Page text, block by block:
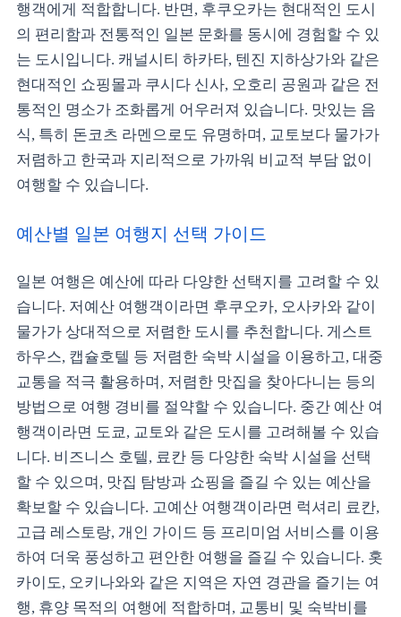
행객에게 적합합니다. 반면, 후쿠오카는 현대적인 도시
의 편리함과 전통적인 일본 문화를 동시에 경험할 수 있
는 도시입니다. 캐널시티 하카타, 텐진 지하상가와 같은
현대적인 쇼핑몰과 쿠시다 신사, 오호리 공원과 같은 전
통적인 명소가 조화롭게 어우러져 있습니다. 맛있는 음
식, 특히 돈코츠 라멘으로도 유명하며, 교토보다 물가가
저렴하고 한국과 지리적으로 가까워 비교적 부담 없이
여행할 수 있습니다.
예산별 일본 여행지 선택 가이드
일본 여행은 예산에 따라 다양한 선택지를 고려할 수 있
습니다. 저예산 여행객이라면 후쿠오카, 오사카와 같이
물가가 상대적으로 저렴한 도시를 추천합니다. 게스트
하우스, 캡슐호텔 등 저렴한 숙박 시설을 이용하고, 대중
교통을 적극 활용하며, 저렴한 맛집을 찾아다니는 등의
방법으로 여행 경비를 절약할 수 있습니다. 중간 예산 여
행객이라면 도쿄, 교토와 같은 도시를 고려해볼 수 있습
니다. 비즈니스 호텔, 료칸 등 다양한 숙박 시설을 선택
할 수 있으며, 맛집 탐방과 쇼핑을 즐길 수 있는 예산을
확보할 수 있습니다. 고예산 여행객이라면 럭셔리 료칸,
고급 레스토랑, 개인 가이드 등 프리미엄 서비스를 이용
하여 더욱 풍성하고 편안한 여행을 즐길 수 있습니다. 홋
카이도, 오키나와와 같은 지역은 자연 경관을 즐기는 여
행, 휴양 목적의 여행에 적합하며, 교통비 및 숙박비를